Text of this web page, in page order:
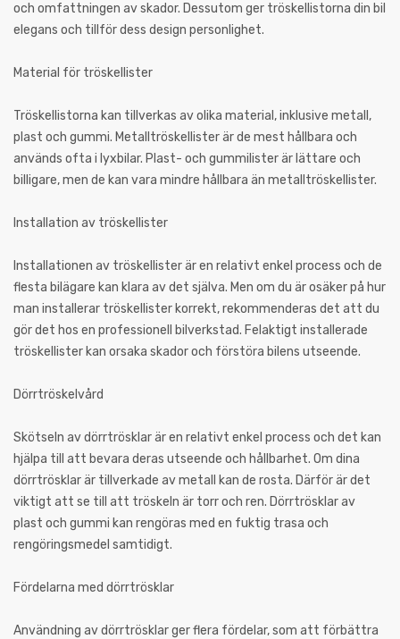
och omfattningen av skador. Dessutom ger tröskellistorna din bil
elegans och tillför dess design personlighet.
Material för tröskellister
Tröskellistorna kan tillverkas av olika material, inklusive metall,
plast och gummi. Metalltröskellister är de mest hållbara och
används ofta i lyxbilar. Plast- och gummilister är lättare och
billigare, men de kan vara mindre hållbara än metalltröskellister.
Installation av tröskellister
Installationen av tröskellister är en relativt enkel process och de
flesta bilägare kan klara av det själva. Men om du är osäker på hur
man installerar tröskellister korrekt, rekommenderas det att du
gör det hos en professionell bilverkstad. Felaktigt installerade
tröskellister kan orsaka skador och förstöra bilens utseende.
Dörrtröskelvård
Skötseln av dörrtrösklar är en relativt enkel process och det kan
hjälpa till att bevara deras utseende och hållbarhet. Om dina
dörrtrösklar är tillverkade av metall kan de rosta. Därför är det
viktigt att se till att tröskeln är torr och ren. Dörrtrösklar av
plast och gummi kan rengöras med en fuktig trasa och
rengöringsmedel samtidigt.
Fördelarna med dörrtrösklar
Användning av dörrtrösklar ger flera fördelar, som att förbättra